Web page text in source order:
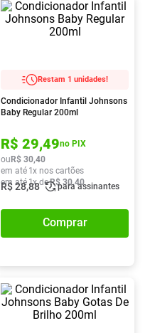
Restam 1 unidades!
Condicionador Infantil Johnsons
Baby Regular 200ml
R$ 29,49no PIX
ouR$ 30,40
em até 1x nos cartões
em até 1x deR$ 30,40
R$28,88 para assinantes
Comprar